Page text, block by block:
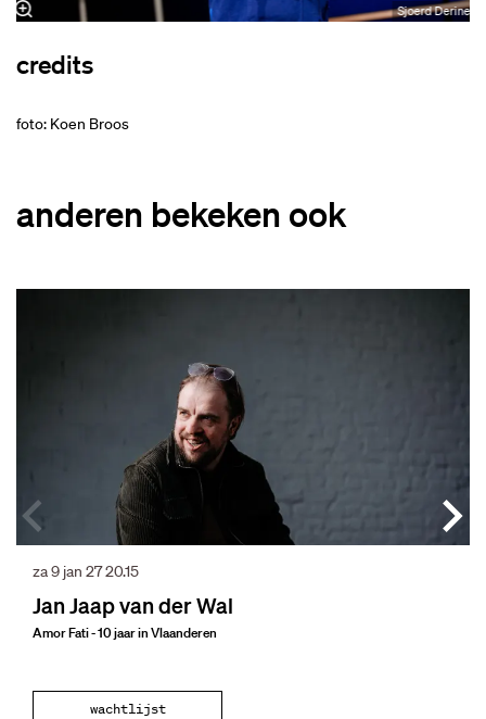
Sjoerd Derine
credits
foto: Koen Broos
anderen bekeken ook
Jan Jaap van der Wal
Amor Fati - 10 jaar in Vlaanderen
za 9 jan 2720.15
wachtlijst